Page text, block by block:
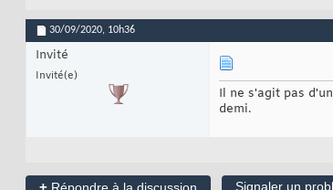
30/09/2020, 10h36
Invité
Invité(e)
Il ne s'agit pas
demi.
Signaler un